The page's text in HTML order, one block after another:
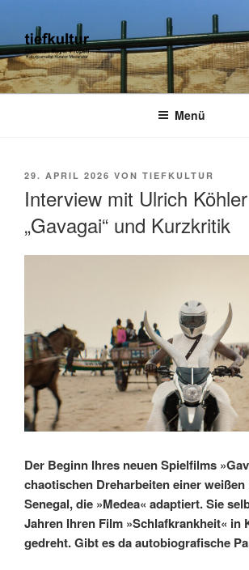
springen
TIEFKULTUR
kulturjournalist kurator moderator
Menü
VERÖFFENTLICHT
29. APRIL 2026 VON TIEFKULTUR
Interview mit Ulrich
„Gavagai“ und Kurzkritik
Der Beginn Ihres neuen Spielfilms
chaotischen Dreharbeiten einer
Senegal, die »Medea« adaptiert. Sie
Jahren Ihren Film »Schlafkrankheit« in
gedreht. Gibt es da autobiografische